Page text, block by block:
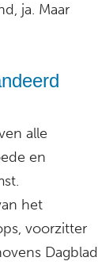
ja. Maar
alle
en
het
voorzitter
Dagblad